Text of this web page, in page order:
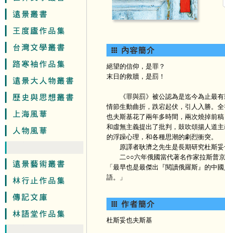
絕望的信仰，是罪？
末日的救贖，是罰！
《罪與罰》被公認為是迄今為止最有
情節生動曲折，跌宕起伏，引人入勝。
也夫斯基花了兩年多時間，兩次燒掉前
和虛無主義提出了批判，鼓吹頌揚人道
的浮躁心理，和各種思潮的劇烈衝突。
原譯者耿濟之先生是長期研究杜斯妥
二○○六年俄國當代著名作家拉斯普京
「最早也是最傑出『閱讀俄羅斯』的中
語。」
杜斯妥也夫斯基